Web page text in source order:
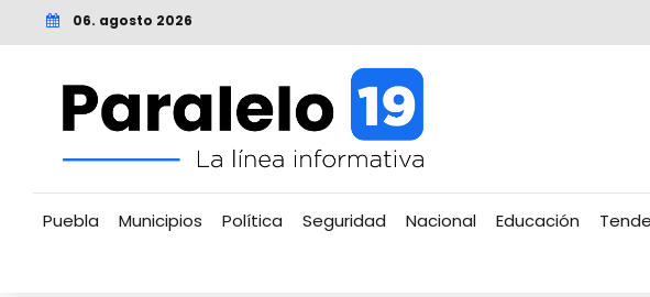
06. agosto 2026
Puebla Municipios Política Seguridad Nacional Educación